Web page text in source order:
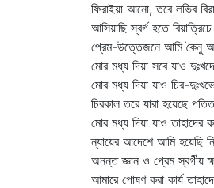
ফিরাইয়া আনো, তবে লভিব
আসিয়াছি স্বর্গ হতে বিয়াত্রিচে
প্রেম-উত্তেজনে আমি কৈনু
মোর মধ্য দিয়া সবে যাও
মোর মধ্য দিয়া যাও চির-
চিরকাল তরে যারা হয়েছে
মোর মধ্য দিয়া যাও তাহাদের
ন্যায়ের আদেশে আমি হয়েছি
অনন্ত জ্ঞান ও প্রেম স্বর্গীয়
আমারে পোষণ করা কার্য